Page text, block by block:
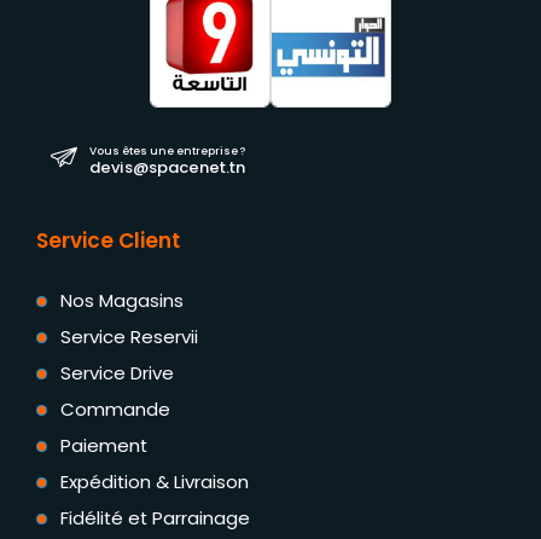
Vous êtes une entreprise ?
devis@spacenet.tn
Service Client
Nos Magasins
Service Reservii
Service Drive
Commande
Paiement
Expédition & Livraison
Fidélité et Parrainage